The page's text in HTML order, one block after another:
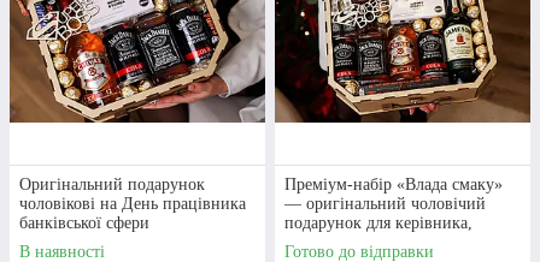
Оригінальний подарунок
чоловікові на День працівника
банківської сфери
В наявності
Преміум-набір «Влада смаку»
— оригінальний чоловічий
подарунок для керівника,
коханого, шефа
Готово до відправки